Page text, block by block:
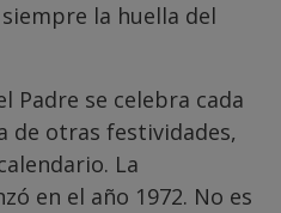
la huella del
Padre se celebra cada
de otras festividades,
La
en el año 1972. No es